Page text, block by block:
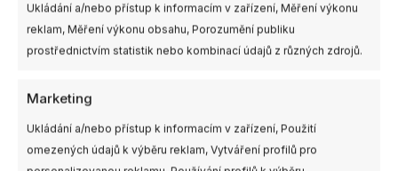
Ukládání a/nebo přístup k informacím v zařízení, Měření výkonu
reklam, Měření výkonu obsahu, Porozumění publiku
prostřednictvím statistik nebo kombinací údajů z různých zdrojů.
Marketing
Ukládání a/nebo přístup k informacím v zařízení, Použití
omezených údajů k výběru reklam, Vytváření profilů pro
Není skladem Skladem
má
více
variant.
vybrat
stránce